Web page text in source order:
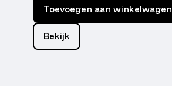
Toevoegen aan winkelwagen
Bekijk